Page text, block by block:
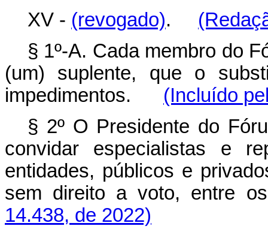
XV - (revogado).
§ 1º-A. Cada membro do
(um) suplente, que o
impedimentos. (Incluído
§ 2º O Presidente do
convidar especialistas e
entidades, públicos e
sem direito a voto, entre
14.438, de 2022)